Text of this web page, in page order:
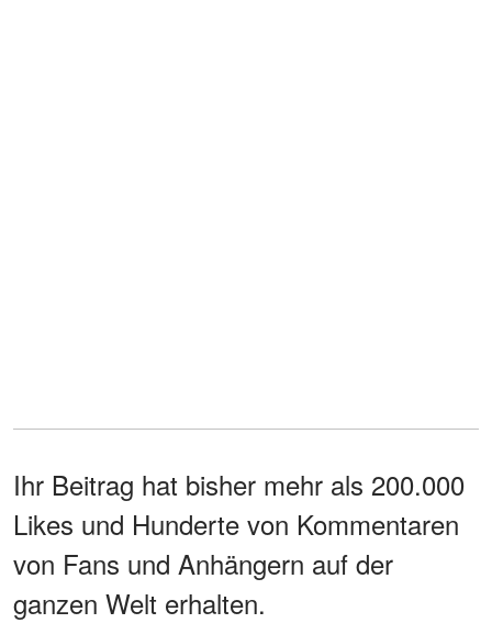
Ihr Beitrag hat bisher mehr als 200.000
Likes und Hunderte von Kommentaren
von Fans und Anhängern auf der
ganzen Welt erhalten.